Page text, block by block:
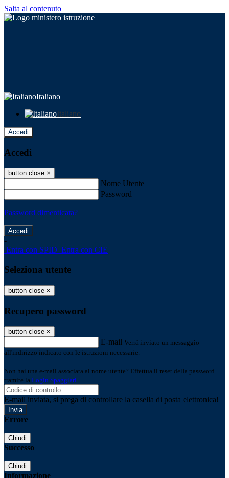
Salta al contenuto
Italiano
Italiano
Accedi
Accedi
button close ×
Nome Utente
Password
Password dimenticata?
-
Entra con SPID Entra con CIE
Seleziona utente
button close ×
Recupero password
button close ×
E-mail Verrà inviato un messaggio
all'indirizzo indicato con le istruzioni necessarie.
Non hai una e-mail associata al nome utente? Effettua il reset della password
tramite la Login Spaggiari
E-mail inviata, si prega di controllare la casella di posta elettronica!
Errore
Chiudi
Successo
Chiudi
Informazione